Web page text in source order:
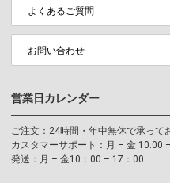
よくあるご質問
お問い合わせ
営業日カレンダー
ご注文：24時間・年中無休で承って
カスタマーサポート：月 – 金 10:00
発送：月 – 金10：00 – 17：00